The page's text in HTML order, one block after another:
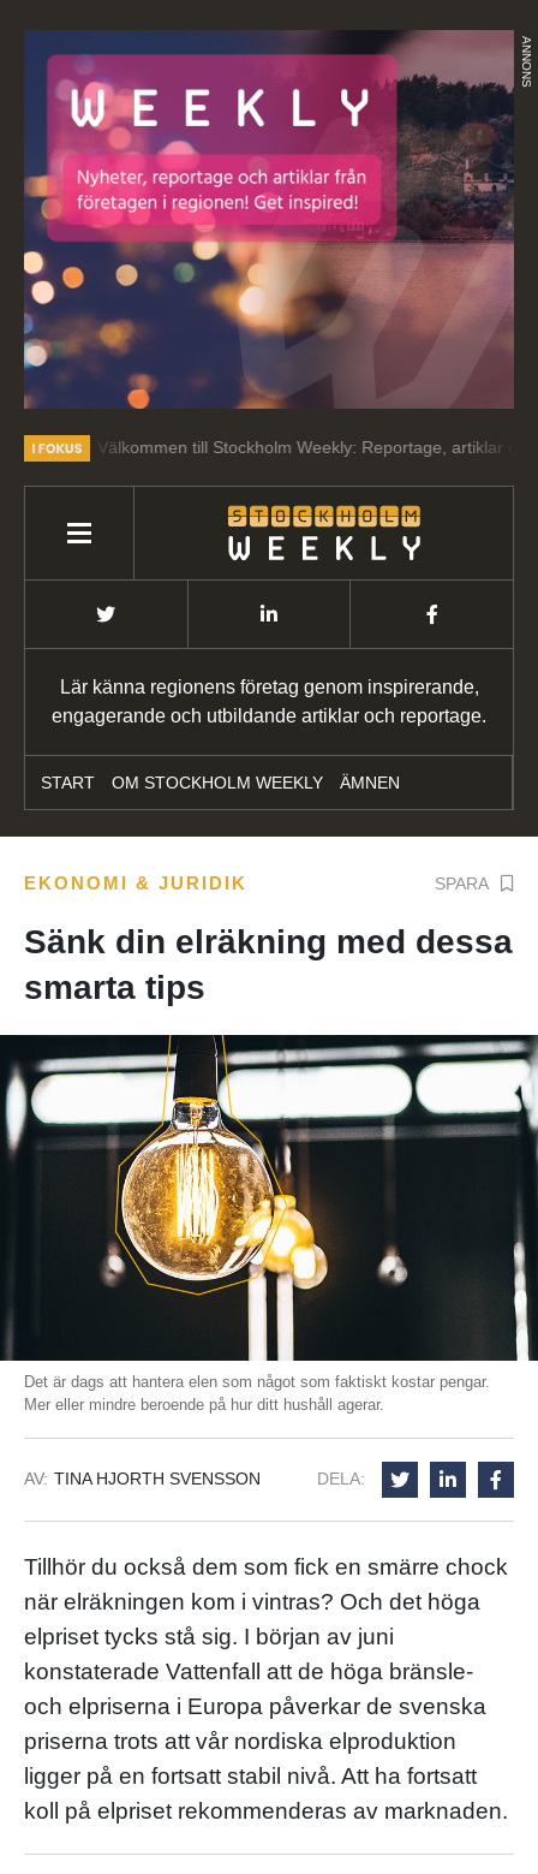
ANNONS
Välkommen till Stockholm Weekly: Reportage, artiklar och intressant
Lär känna regionens företag genom inspirerande,
engagerande och utbildande artiklar och reportage.
START OM STOCKHOLM WEEKLY ÄMNEN
EKONOMI & JURIDIK SPARA
Sänk din elräkning med dessa
smarta tips
Det är dags att hantera elen som något som faktiskt kostar pengar.
Mer eller mindre beroende på hur ditt hushåll agerar.
AV: TINA HJORTH SVENSSON DELA:
Tillhör du också dem som fick en smärre chock
när elräkningen kom i vintras? Och det höga
elpriset tycks stå sig. I början av juni
konstaterade Vattenfall att de höga bränsle-
och elpriserna i Europa påverkar de svenska
priserna trots att vår nordiska elproduktion
ligger på en fortsatt stabil nivå. Att ha fortsatt
koll på elpriset rekommenderas av marknaden.